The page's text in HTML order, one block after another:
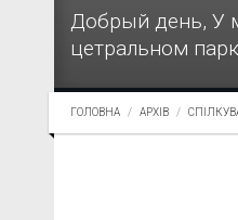
Добрый день, У
цетральном
ГОЛОВНА АРХІВ